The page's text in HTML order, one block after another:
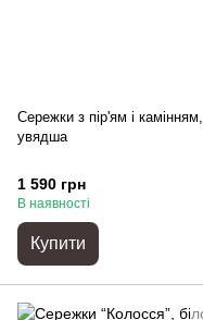
Сережки з пір'ям і камінням,
увядша
1 590 грн
В наявності
Купити